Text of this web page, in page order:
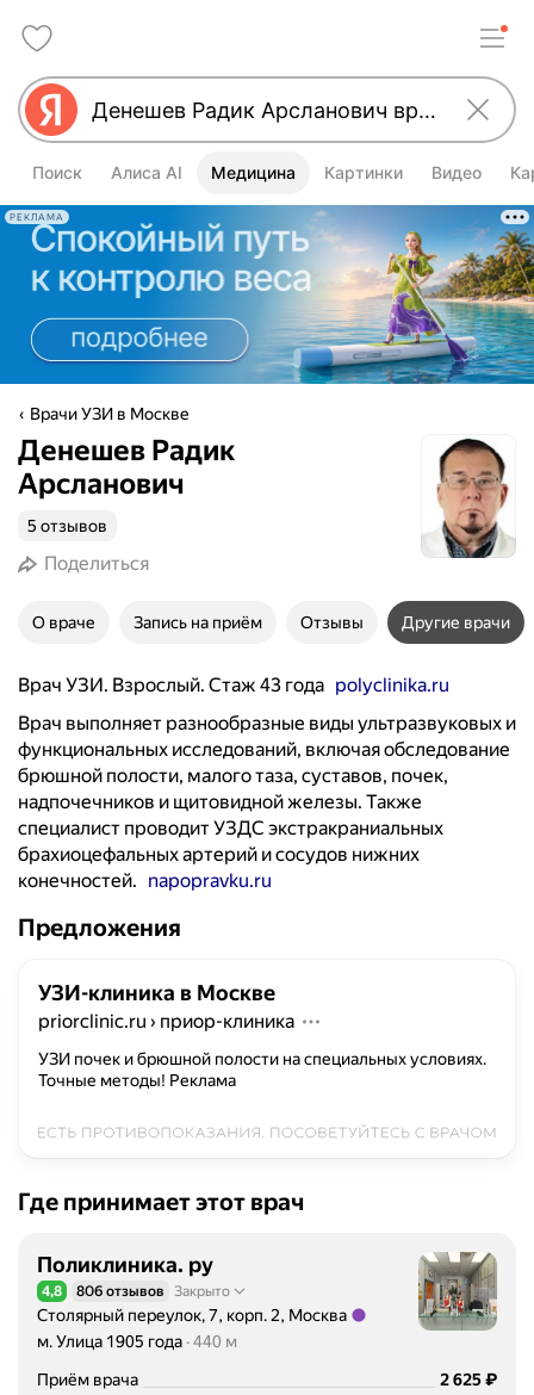
Поиск Алиса AI Медицина Картинки Видео
РЕКЛАМА
Врачи УЗИ в Москве
Денешев Радик
Арсланович
5 отзывов
Поделиться
О враче Запись на приём Отзывы Другие врачи
Врач УЗИ. Взрослый. Стаж 43 года polyclinika.ru
Врач выполняет разнообразные виды ультразвуковых и
функциональных исследований, включая обследование
брюшной полости, малого таза, суставов, почек,
надпочечников и щитовидной железы. Также
специалист проводит УЗДС экстракраниальных
брахиоцефальных артерий и сосудов нижних
конечностей. napopravku.ru
Предложения
УЗИ-клиника в Москве
priorclinic.ru › приор-клиника
УЗИ почек и брюшной полости на специальных условиях.
Точные методы! Реклама
Где принимает этот врач
Поликлиника. ру
Рейтинг 4,8 из 5
4,8 806 отзывов Закрыто
Столярный переулок, 7, корп. 2, Москва
Метро м. Улица 1905 года Расстояние 440 м
м. Улица 1905 года 440 м
Приём врача
Цена
2625
2 625₽